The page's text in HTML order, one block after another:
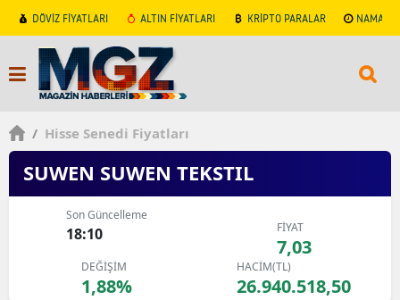
DÖVİZ FİYATLARI ALTIN FİYATLARI KRİPTO PARALAR NAMAZ
/ Hisse Senedi Fiyatları
SUWEN SUWEN TEKSTIL
Son Güncelleme
18:10 FİYAT
7,03
DEĞİŞİM
1,88%
HACİM(TL)
26.940.518,50